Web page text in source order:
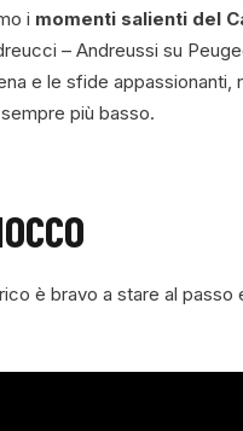
i momenti salienti del
– Andreussi su
e le sfide appassionanti,
più basso.
è bravo a stare al